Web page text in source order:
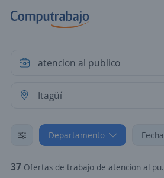
Departamento Fecha
37 Ofertas de trabajo de atencion al publico en Itagüí, Antioquia